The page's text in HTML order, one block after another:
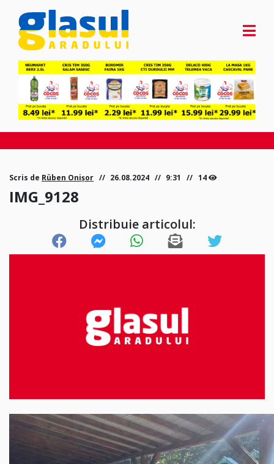
Scris de Rüben Onișor 26.08.2024 9:31 14
IMG_9128
Distribuie articolul: